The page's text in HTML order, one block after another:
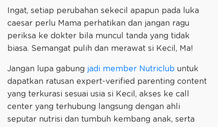
Ingat, setiap perubahan sekecil apapun pada luka
caesar perlu Mama perhatikan dan jangan ragu
periksa ke dokter bila muncul tanda yang tidak
biasa. Semangat pulih dan merawat si Kecil, Ma!
Jangan lupa gabung jadi member Nutriclub untuk
dapatkan ratusan expert-verified parenting content
yang terkurasi sesuai usia si Kecil, akses ke call
center yang terhubung langsung dengan ahli
seputar nutrisi dan tumbuh kembang anak, serta